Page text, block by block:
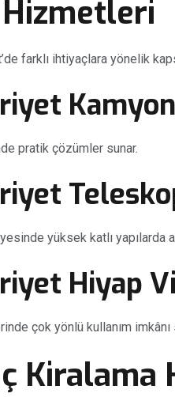
farklı ihtiyaçlara yönelik
pratik çözümler sunar.
yüksek katlı yapılarda
Hiyap
çok yönlü kullanım imkânı
Kiralama